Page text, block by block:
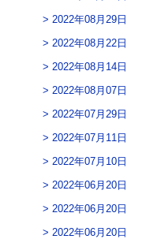
2022年08月29日
2022年08月22日
2022年08月14日
2022年08月07日
2022年07月29日
2022年07月11日
2022年07月10日
2022年06月20日
2022年06月20日
2022年06月20日